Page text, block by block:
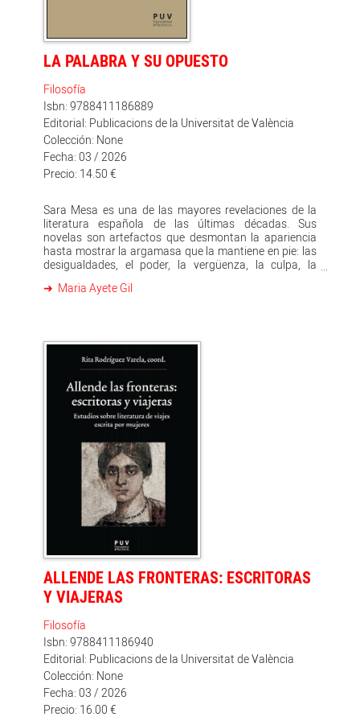
el segundo año del seminario. Los especialistas en
Derrida, Delmiro Rocha Álvarez y Cristina de Peretti
de esos textos polémicos y memorables.
LA PALABRA Y SU OPUESTO
Filosofía
Isbn: 9788411186889
Editorial: Publicacions de la Universitat de València
Colección: None
Fecha: 03 / 2026
Precio: 14.50 €
Sara Mesa es una de las mayores revelaciones de la
literatura española de las últimas décadas. Sus
novelas son artefactos que desmontan la apariencia
hasta mostrar la argamasa que la mantiene en pie: las
desigualdades, el poder, la vergüenza, la culpa, la
novelística centrándose en las líneas más generales de
llenar un vacío en los estudios sobre la producción
saramesiana no solo al analizar el conjunto de su
novelística, sino también al establecer relaciones entre
los textos que la conforman.
Maria Ayete Gil
ALLENDE LAS FRONTERAS: ESCRITORAS
Y VIAJERAS
Filosofía
Isbn: 9788411186940
Editorial: Publicacions de la Universitat de València
Colección: None
Fecha: 03 / 2026
Precio: 16.00 €